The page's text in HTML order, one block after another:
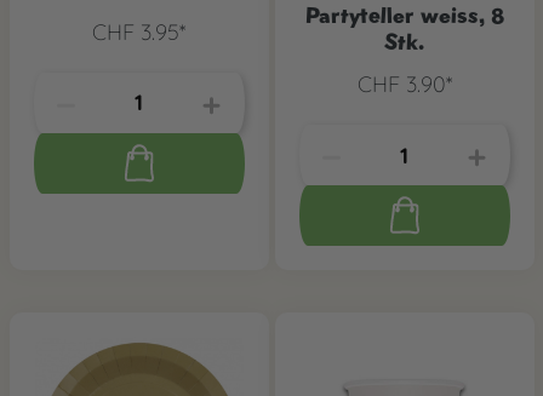
CHF 3.95*
Partyteller weiss, 8
Stk.
CHF 3.90*